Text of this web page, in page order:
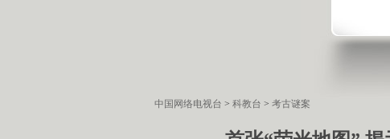
中国网络电视台 > 科教台 > 考古谜案